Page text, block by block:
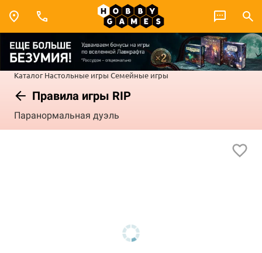
Каталог Настольные игры Семейные игры
Правила игры RIP
Паранормальная дуэль